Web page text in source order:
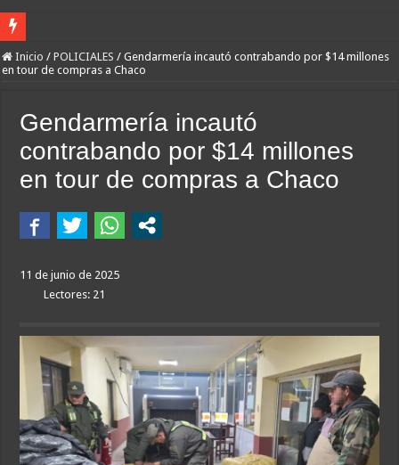
Te ofrecen trabajo, pero es un engaño: así son las nuevas estafas laborales para
Examen toxicológico confirma consumo de cocaína de Candela Arizaga
A un año del caso del preceptor que mató a su hijo, marchan al Congreso contra
Nuevo asesinato motochorro de un policía de la Ciudad en el Conurbano:
Investigan la misteriosa muerte de una mujer en Villa Elisa: la encontraron con
Caso Agostina: la querella pidió la detención de la madre y la hermana de
Detuvieron a un exgendarme devenido en sicario por el crimen de un
Inicio / POLICIALES / Gendarmería incautó contrabando por $14 millones
en tour de compras a Chaco
Gendarmería incautó
contrabando por $14 millones
en tour de compras a Chaco
11 de junio de 2025
Lectores: 21